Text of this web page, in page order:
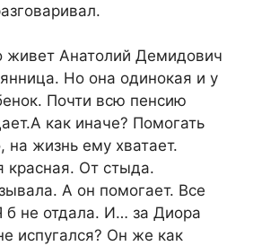
живет Анатолий Демидович
Но она одинокая и у
Почти всю пенсию
как иначе? Помогать
на жизнь ему хватает.
красная. От стыда.
А он помогает. Все
б не отдала. И… за Диора
испугался? Он же как